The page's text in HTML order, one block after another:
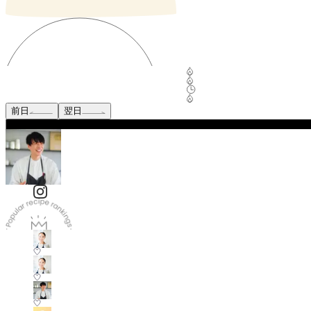
前日 翌日